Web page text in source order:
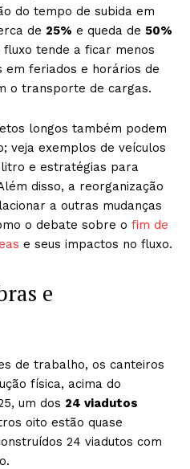
do tempo de subida em
de 25% e queda de 50%
fluxo tende a ficar menos
em feriados e horários de
o transporte de cargas.
longos também podem
veja exemplos de veículos
e estratégias para
disso, a reorganização
a outras mudanças
o debate sobre o fim de
e seus impactos no fluxo.
e
de trabalho, os canteiros
física, acima do
um dos 24 viadutos
oito estão quase
24 viadutos com